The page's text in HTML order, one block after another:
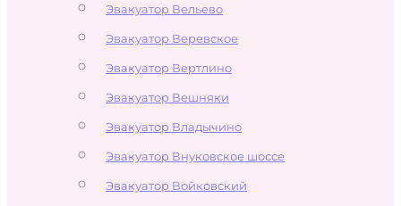
Эвакуатор Вельево
Эвакуатор Веревское
Эвакуатор Вертлино
Эвакуатор Вешняки
Эвакуатор Владычино
Эвакуатор Внуковское шоссе
Эвакуатор Войковский